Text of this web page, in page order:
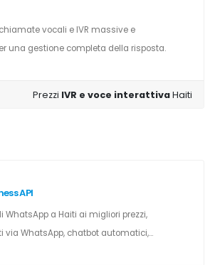
vocali e IVR massive e
una gestione completa della risposta.
Prezzi IVR e voce interattivaHaiti
API
WhatsApp a Haiti ai migliori prezzi,
via WhatsApp, chatbot automatici,...